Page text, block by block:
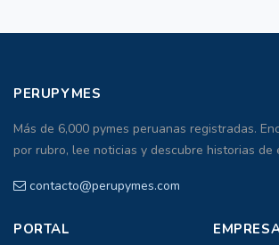
PERUPYMES
Más de 6,000 pymes peruanas registradas.
por rubro, lee noticias y descubre historias de
contacto@perupymes.com
PORTAL